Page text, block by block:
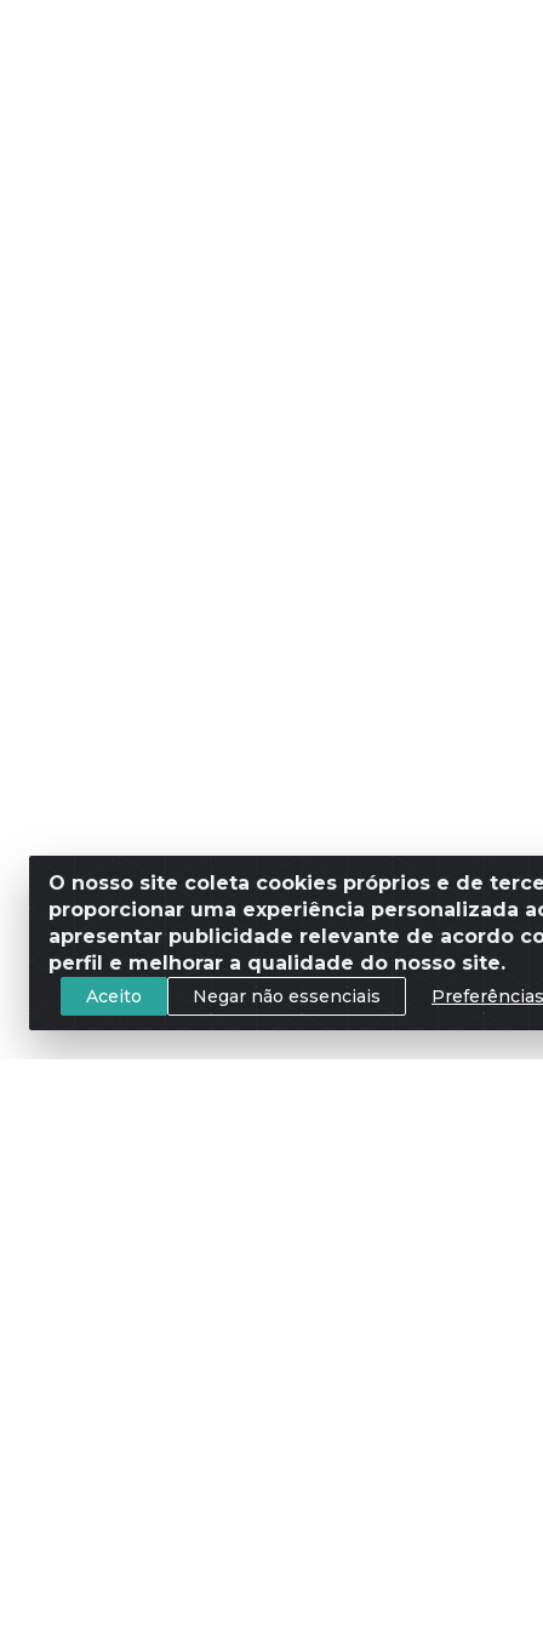
O nosso site coleta cookies próprios e de
proporcionar uma experiência personalizada
apresentar publicidade relevante de acordo
perfil e melhorar a qualidade do nosso site.
Aceito Negar não essenciais